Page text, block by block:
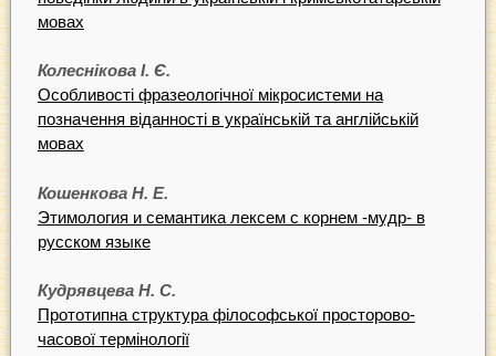
мовах
Колеснікова І. Є.
Особливості фразеологічної мікросистеми на
позначення віданності в українській та англійській
мовах
Кошенкова Н. Е.
Этимология и семантика лексем с корнем -мудр- в
русском языке
Кудрявцева Н. С.
Прототипна структура філософської просторово-
часової термінології